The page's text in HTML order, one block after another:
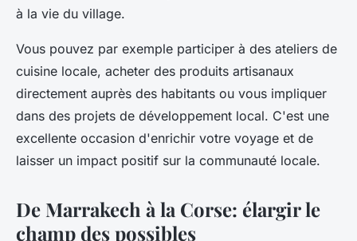
à la vie du village.
Vous pouvez par exemple participer à des ateliers de
cuisine locale, acheter des produits artisanaux
directement auprès des habitants ou vous impliquer
dans des projets de développement local. C'est une
excellente occasion d'enrichir votre voyage et de
laisser un impact positif sur la communauté locale.
De Marrakech à la Corse: élargir le
champ des possibles